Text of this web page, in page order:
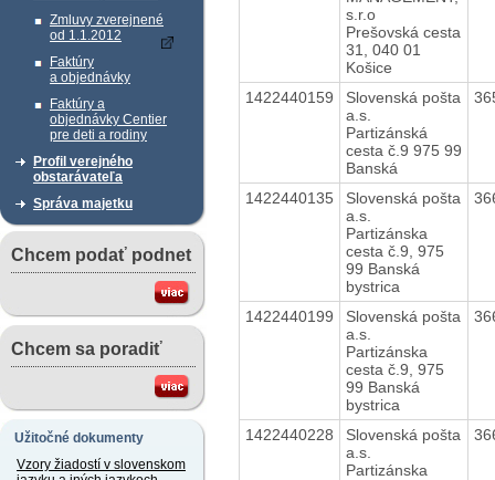
Zmluvy zverejnené
od 1.1.2012
Faktúry
a objednávky
Faktúry a
objednávky Centier
pre deti a rodiny
Profil verejného
obstarávateľa
Správa majetku
Chcem podať podnet
Chcem sa poradiť
Užitočné dokumenty
Vzory žiadostí v slovenskom
s.r.o
Prešovská cesta
31, 040 01
Košice
1422440159
Slovenská pošta
a.s.
Partizánská
cesta č.9 975 99
Banská
1422440135
Slovenská pošta
a.s.
Partizánska
cesta č.9, 975
99 Banská
bystrica
1422440199
Slovenská pošta
a.s.
Partizánska
cesta č.9, 975
99 Banská
bystrica
1422440228
Slovenská pošta
a.s.
Partizánska